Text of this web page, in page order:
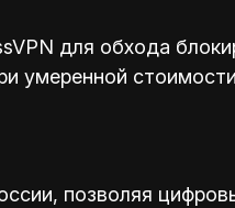
для обхода
умеренной
позволяя